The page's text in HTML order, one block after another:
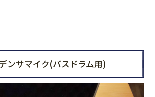
ンサマイク(バスドラム用)